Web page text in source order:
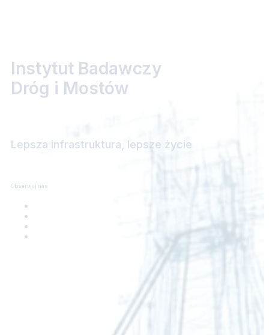
Instytut Badawczy
Dróg i Mostów
Lepsza infrastruktura, lepsze życie
Obserwuj nas